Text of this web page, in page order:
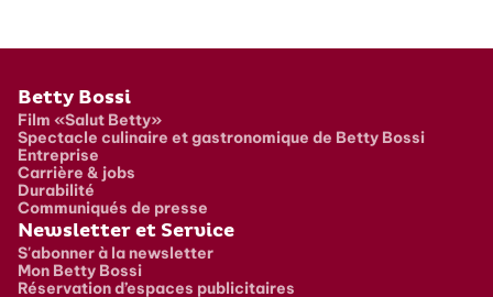
Pied de page
Betty Bossi
Film «Salut Betty»
Spectacle culinaire et gastronomique de Betty Bossi
Entreprise
Carrière & jobs
Durabilité
Communiqués de presse
Newsletter et Service
S'abonner à la newsletter
Mon Betty Bossi
Réservation d’espaces publicitaires